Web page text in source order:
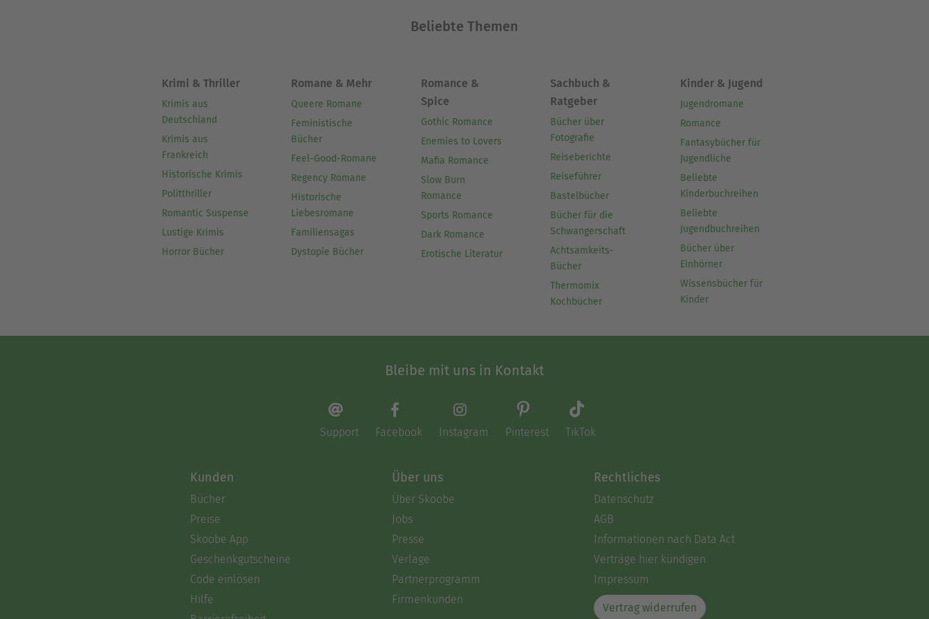
Beliebte Themen
Krimi & Thriller
Krimis aus
Deutschland
Krimis aus
Frankreich
Historische Krimis
Politthriller
Romantic Suspense
Lustige Krimis
Horror Bücher
Romane & Mehr
Queere Romane
Feministische
Bücher
Feel-Good-Romane
Regency Romane
Historische
Liebesromane
Familiensagas
Dystopie Bücher
Romance &
Spice
Gothic Romance
Enemies to Lovers
Mafia Romance
Slow Burn
Romance
Sports Romance
Dark Romance
Erotische Literatur
Sachbuch &
Ratgeber
Bücher über
Fotografie
Reiseberichte
Reiseführer
Bastelbücher
Bücher für die
Schwangerschaft
Achtsamkeits-
Bücher
Thermomix
Kochbücher
Kinder & Jugend
Jugendromane
Romance
Fantasybücher für
Jugendliche
Beliebte
Kinderbuchreihen
Beliebte
Jugendbuchreihen
Bücher über
Einhörner
Wissensbücher für
Kinder
Bleibe mit uns in Kontakt
Support Facebook Instagram Pinterest TikTok
Kunden
Bücher
Preise
Skoobe App
Geschenkgutscheine
Code einlösen
Hilfe
Über uns
Über Skoobe
Jobs
Presse
Verlage
Partnerprogramm
Firmenkunden
Rechtliches
Datenschutz
AGB
Informationen nach Data Act
Verträge hier kündigen
Impressum
Vertrag widerrufen